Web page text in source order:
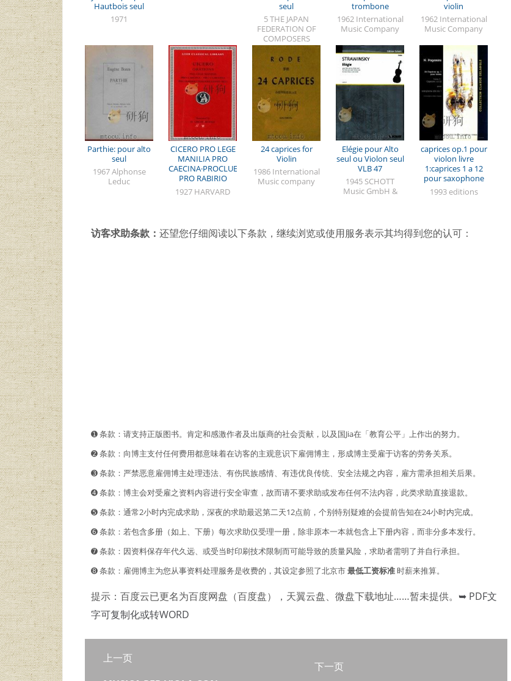
Hautbois seul
1971
seul
5 THE JAPAN
FEDERATION OF
COMPOSERS
trombone
1962 International
Music Company
violin
1962 International
Music Company
Parthie: pour alto
seul
1967 Alphonse
Leduc
CICERO PRO LEGE
MANILIA PRO
CAECINA·PROCLUENTIO
PRO RABIRIO
PERDUELLIONIS
1927 HARVARD
24 caprices for
Violin
1986 International
Music company
Elégie pour Alto
seul ou Violon seul
VLB 47
1945 SCHOTT
Music GmbH &
caprices op.1 pour
violon livre
1:caprices 1 a 12
pour saxophone
alto Mib
1993 editions
访客求助条款： 还望您仔细阅读以下条款，继续浏览或使用服务表示其均得到您的认可：
➊️ 条款：请支持正版图书。肯定和感激作者及出版商的社会贡献，以及国Jia在「教育公平」上作出的努力。
➋️️ 条款：向博主支付任何费用都意味着在访客的主观意识下雇佣博主，形成博主受雇于访客的劳务关系。
➌ 条款：严禁恶意雇佣博主处理违法、有伤民族感情、有违优良传统、安全法规之内容，雇方需承担相关后果。
➍ 条款：博主会对受雇之资料内容进行安全审查，故而请不要求助或发布任何不法内容，此类求助直接退款。
➎ 条款：通常2小时内完成求助，深夜的求助最迟第二天12点前，个别特别疑难的会提前告知在24小时内完成。
➏ 条款：若包含多册（如上、下册）每次求助仅受理一册，除非原本一本就包含上下册内容，而非分多本发行。
➐ 条款：因资料保存年代久远、或受当时印刷技术限制而可能导致的质量风险，求助者需明了并自行承担。
➑ 条款：雇佣博主为您从事资料处理服务是收费的，其设定参照了北京市最低工资标准时薪来推算。
提示：百度云已更名为百度网盘（百度盘），天翼云盘、微盘下载地址……暂未提供。 ➥ PDF文
字可复制化或转WORD
上一页
下一页